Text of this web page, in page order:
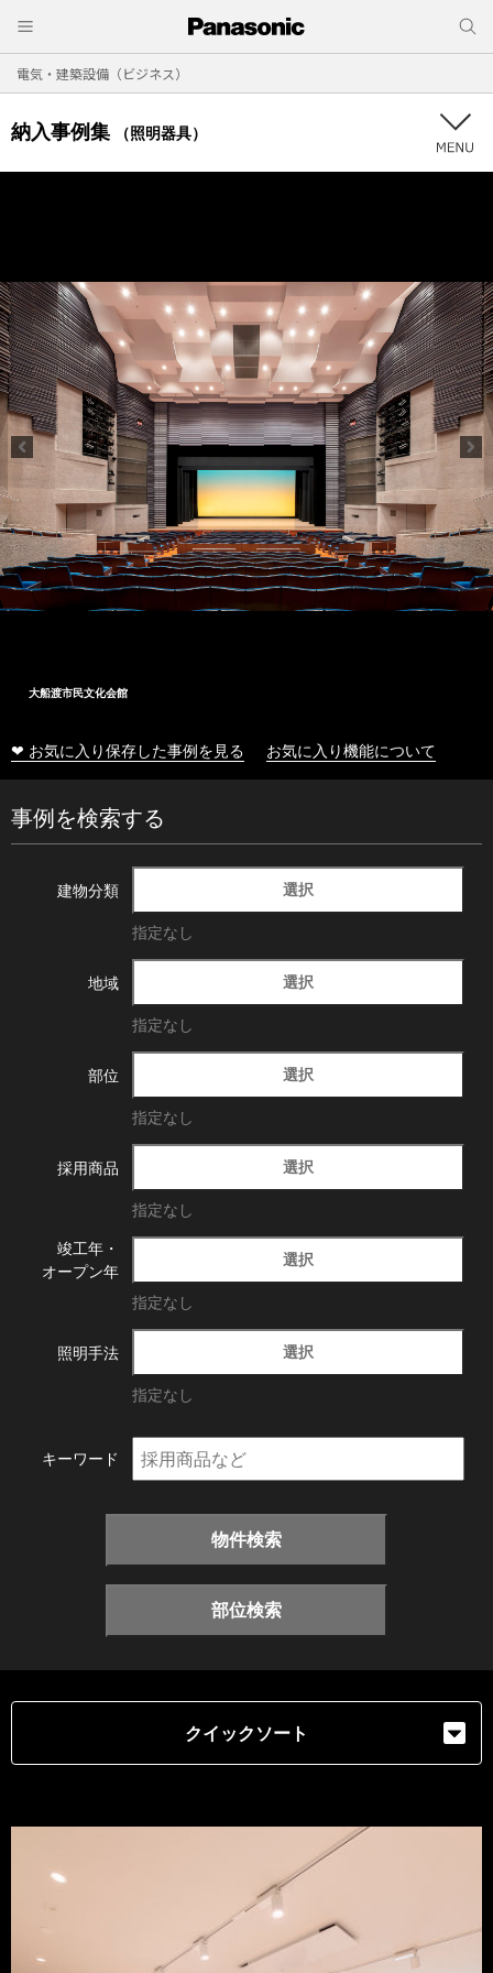
電気・建築設備（ビジネス）
納入事例集 （照明器具）
大船渡市民文化会館
❤ お気に入り保存した事例を見る お気に入り機能について
事例を検索する
建物分類 選択
指定なし
地域 選択
指定なし
部位 選択
指定なし
採用商品 選択
指定なし
竣工年・
オープン年
選択
指定なし
照明手法 選択
指定なし
キーワード
物件検索
部位検索
クイックソート